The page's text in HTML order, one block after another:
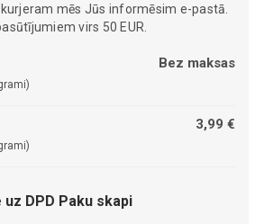
mēs Jūs informēsim e-pastā.
virs 50 EUR.
Bez maksas
3,99 €
uz DPD Paku skapi